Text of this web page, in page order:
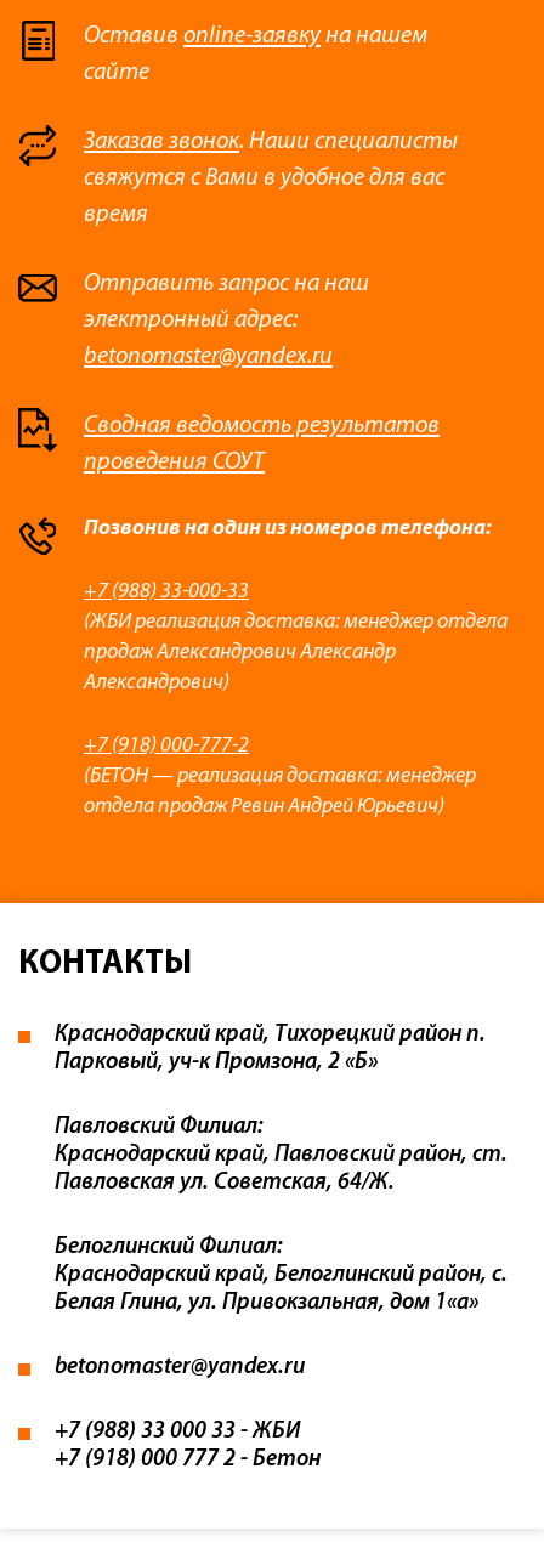
Оставив online-заявкуна нашем
сайте
Заказав звонок. Наши специалисты
свяжутся с Вами в удобное для вас
время
Отправить запрос на наш
электронный адрес:
betonomaster@yandex.ru
Сводная ведомость результатов
проведения СОУТ
Позвонив на один из номеров телефона:
+7 (988) 33-000-33
(ЖБИ реализация доставка: менеджер отдела
продаж Александрович Александр
Александрович)
+7 (918) 000-777-2
(БЕТОН — реализация доставка: менеджер
отдела продаж Ревин Андрей Юрьевич)
КОНТАКТЫ
Краснодарский край, Тихорецкий район п.
Парковый, уч-к Промзона, 2 «Б»
Павловский Филиал:
Краснодарский край, Павловский район, ст.
Павловская ул. Советская, 64/Ж.
Белоглинский Филиал:
Краснодарский край, Белоглинский район, с.
Белая Глина, ул. Привокзальная, дом 1«а»
betonomaster@yandex.ru
+7 (988) 33 000 33 - ЖБИ
+7 (918) 000 777 2 - Бетон